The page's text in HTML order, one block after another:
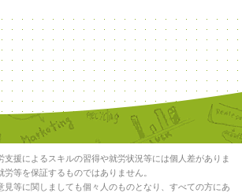
援によるスキルの習得や就労状況等には個人差がありま
等を保証するものではありません。
見等に関しましても個々人のものとなり、すべての方にあ